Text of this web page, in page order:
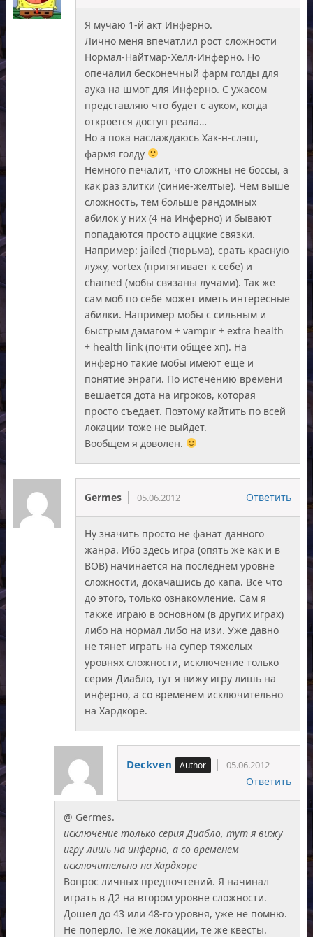
Я мучаю 1-й акт Инферно.
Лично меня впечатлил рост сложности
Нормал-Найтмар-Хелл-Инферно. Но
опечалил бесконечный фарм голды для
аука на шмот для Инферно. С ужасом
представляю что будет с ауком, когда
откроется доступ реала…
Но а пока наслаждаюсь Хак-н-слэш,
фармя голду
Немного печалит, что сложны не боссы, а
как раз элитки (синие-желтые). Чем выше
сложность, тем больше рандомных
абилок у них (4 на Инферно) и бывают
попадаются просто аццкие связки.
Например: jailed (тюрьма), срать красную
лужу, vortex (притягивает к себе) и
chained (мобы связаны лучами). Так же
сам моб по себе может иметь интересные
абилки. Например мобы с сильным и
быстрым дамагом + vampir + extra health
+ health link (почти общее хп). На
инферно такие мобы имеют еще и
понятие энраги. По истечению времени
вешается дота на игроков, которая
просто съедает. Поэтому кайтить по всей
локации тоже не выйдет.
Вообщем я доволен.
Germes 05.06.2012 Ответить
Ну значить просто не фанат данного
жанра. Ибо здесь игра (опять же как и в
ВОВ) начинается на последнем уровне
сложности, докачашись до капа. Все что
до этого, только ознакомление. Сам я
также играю в основном (в других играх)
либо на нормал либо на изи. Уже давно
не тянет играть на супер тяжелых
уровнях сложности, исключение только
серия Диабло, тут я вижу игру лишь на
инферно, а со временем исключительно
на Хардкоре.
Deckven 05.06.2012
Ответить
@ Germes.
исключение только серия Диабло, тут я вижу
игру лишь на инферно, а со временем
исключительно на Хардкоре
Вопрос личных предпочтений. Я начинал
играть в Д2 на втором уровне сложности.
Дошел до 43 или 48-го уровня, уже не помню.
Не поперло. Те же локации, те же квесты.